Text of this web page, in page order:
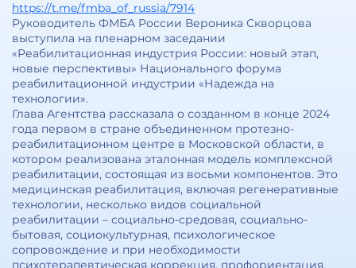
https://t.me/fmba_of_russia/7914
Руководитель ФМБА России Вероника Скворцова
выступила на пленарном заседании
«Реабилитационная индустрия России: новый этап,
новые перспективы» Национального форума
реабилитационной индустрии «Надежда на
технологии».
Глава Агентства рассказала о созданном в конце 2024
года первом в стране объединенном протезно-
реабилитационном центре в Московской области, в
котором реализована эталонная модель комплексной
реабилитации, состоящая из восьми компонентов. Это
медицинская реабилитация, включая регенеративные
технологии, несколько видов социальной
реабилитации – социально-средовая, социально-
бытовая, социокультурная, психологическое
сопровождение и при необходимости
психотерапевтическая коррекция, профориентация,